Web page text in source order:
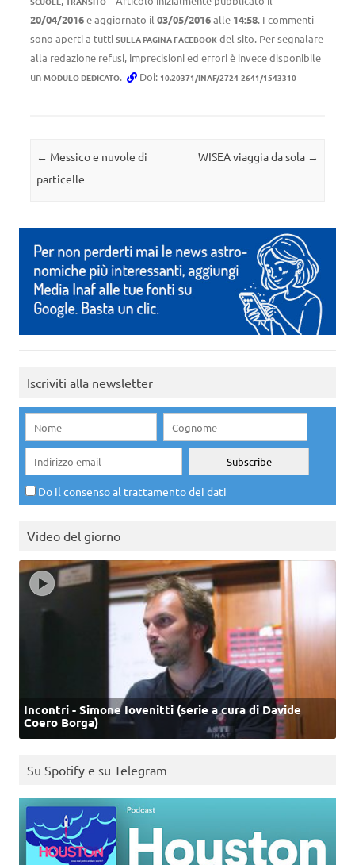
20/04/2016e aggiornato il 03/05/2016alle 14:58. I commenti
sono aperti a tutti SULLA PAGINA FACEBOOK del sito. Per segnalare
alla redazione refusi, imprecisioni ed errori è invece disponibile
un MODULO DEDICATO. Doi: 10.20371/INAF/2724-2641/1543310
Navigazione articolo
← Messico e nuvole di
particelle
WISEA viaggia da sola →
Iscriviti alla newsletter
Do il consenso al trattamento dei dati
Video del giorno
Incontri - Simone Iovenitti (serie a cura di Davide
Coero Borga)
Su Spotify e su Telegram